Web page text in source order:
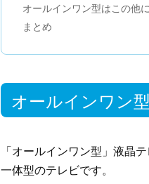
オールインワン型はこの他
まとめ
オールインワン
「オールインワン型」液晶
一体型のテレビです。